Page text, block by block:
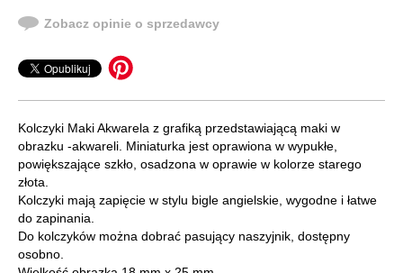
Zobacz opinie o sprzedawcy
Kolczyki Maki Akwarela z grafiką przedstawiającą maki w
obrazku -akwareli. Miniaturka jest oprawiona w wypukłe,
powiększające szkło, osadzona w oprawie w kolorze starego
złota.
Kolczyki mają zapięcie w stylu bigle angielskie, wygodne i łatwe
do zapinania.
Do kolczyków można dobrać pasujący naszyjnik, dostępny
osobno.